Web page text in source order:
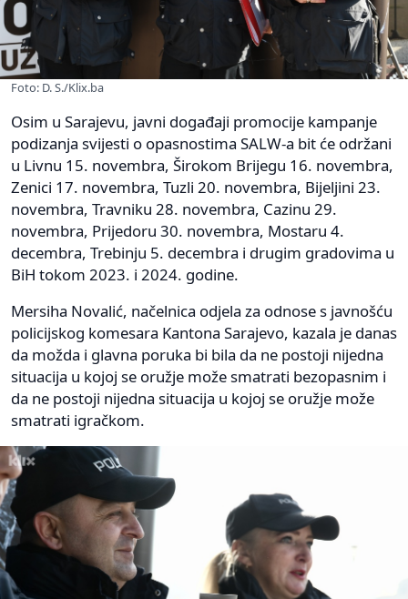
Foto: D. S./Klix.ba
Osim u Sarajevu, javni događaji promocije kampanje
podizanja svijesti o opasnostima SALW-a bit će održani
u Livnu 15. novembra, Širokom Brijegu 16. novembra,
Zenici 17. novembra, Tuzli 20. novembra, Bijeljini 23.
novembra, Travniku 28. novembra, Cazinu 29.
novembra, Prijedoru 30. novembra, Mostaru 4.
decembra, Trebinju 5. decembra i drugim gradovima u
BiH tokom 2023. i 2024. godine.
Mersiha Novalić, načelnica odjela za odnose s javnošću
policijskog komesara Kantona Sarajevo, kazala je danas
da možda i glavna poruka bi bila da ne postoji nijedna
situacija u kojoj se oružje može smatrati bezopasnim i
da ne postoji nijedna situacija u kojoj se oružje može
smatrati igračkom.